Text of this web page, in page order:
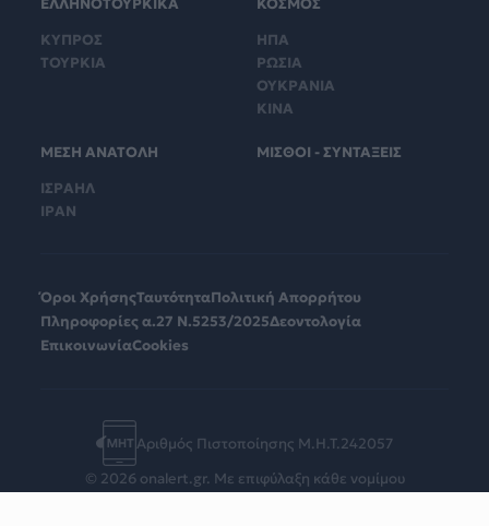
ΚΥΠΡΟΣ
ΤΟΥΡΚΙΑ
ΗΠΑ
ΡΩΣΙΑ
ΟΥΚΡΑΝΙΑ
ΚΙΝΑ
ΜΕΣΗ ΑΝΑΤΟΛΗ
ΙΣΡΑΗΛ
ΙΡΑΝ
ΜΙΣΘΟΙ - ΣΥΝΤΑΞΕΙΣ
Όροι ΧρήσηςΤαυτότηταΠολιτική Απορρήτου
Πληροφορίες α.27 Ν.5253/2025Δεοντολογία
ΕπικοινωνίαCookies
Αριθμός Πιστοποίησης Μ.Η.Τ.242057
© 2026 onalert.gr. Με επιφύλαξη κάθε νομίμου